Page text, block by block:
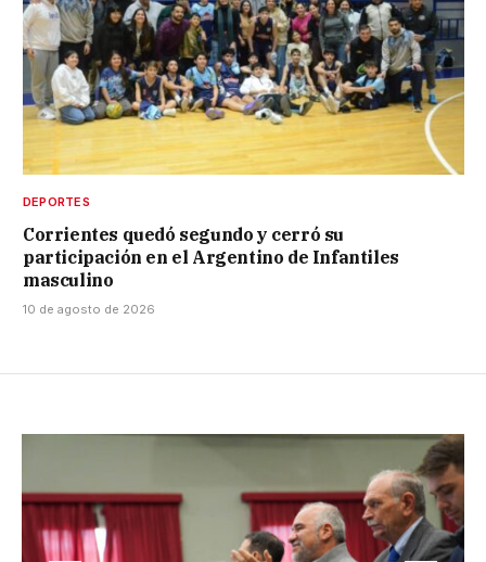
DEPORTES
Corrientes quedó segundo y cerró su
participación en el Argentino de Infantiles
masculino
10 de agosto de 2026